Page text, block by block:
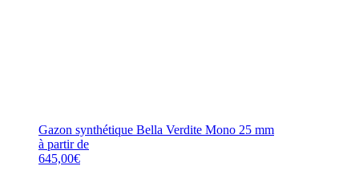
Gazon synthétique Bella Verdite Mono 25 mm
à partir de
645,00€